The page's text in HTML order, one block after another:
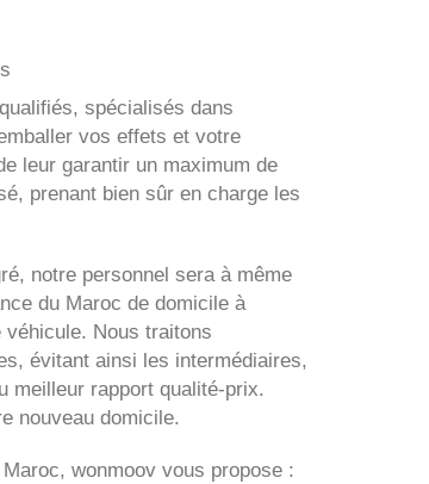
spécialisés dans
vos effets et votre
leur garantir un maximum de
prenant bien sûr en charge les
notre personnel sera à même
du Maroc de domicile à
Nous traitons
évitant ainsi les intermédiaires,
meilleur rapport qualité-prix.
nouveau domicile.
wonmoov vous propose :